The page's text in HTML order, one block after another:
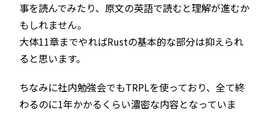
事を読んでみたり、原文の英語で読むと理解が進むか
もしれません。
大体11章までやればRustの基本的な部分は抑えられ
ると思います。
ちなみに社内勉強会でもTRPLを使っており、全て終
わるのに1年かかるくらい濃密な内容となっていま